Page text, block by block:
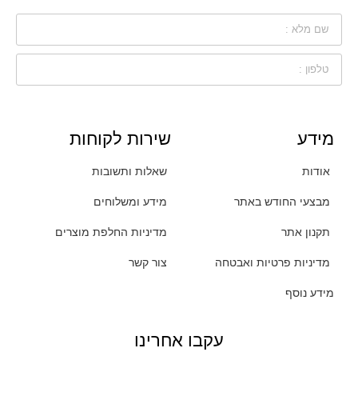
מידע
אודות
מבצעי החודש באתר
תקנון אתר
מדיניות פרטיות ואבטחה
מידע נוסף
שירות לקוחות
שאלות ותשובות
מידע ומשלוחים
מדיניות החלפת מוצרים
צור קשר
עקבו אחרינו